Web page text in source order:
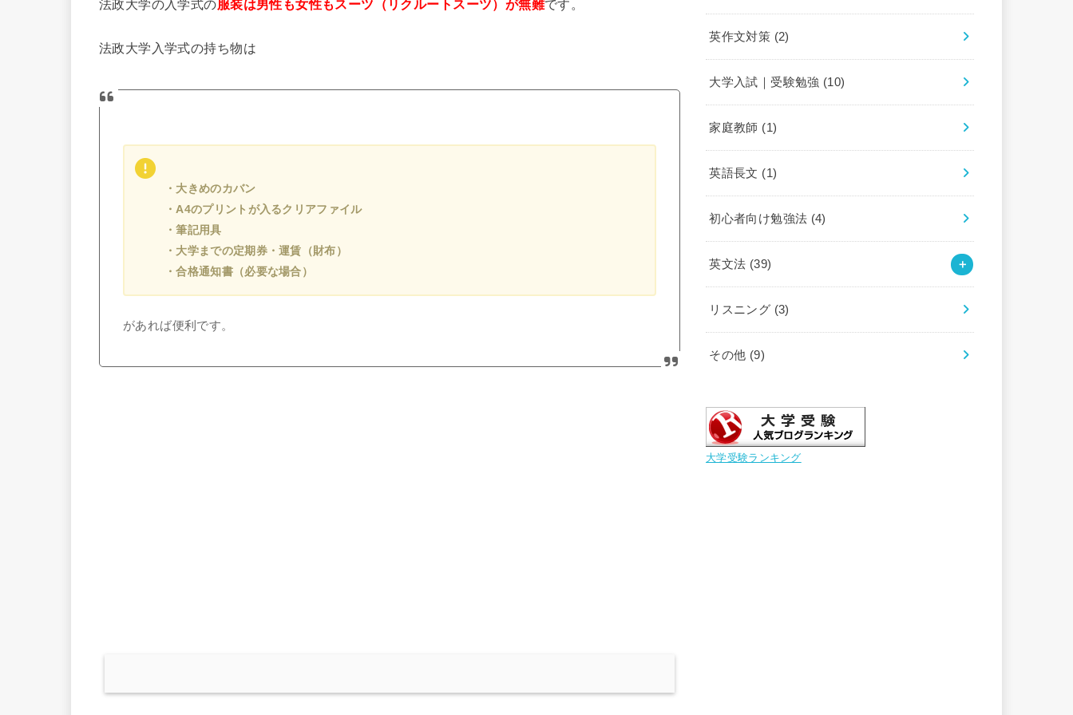
法政大学の入学式の服装は男性も女性もスーツ（リクルートスーツ）が無難です。
法政大学入学式の持ち物は
・大きめのカバン
・A4のプリントが入るクリアファイル
・筆記用具
・大学までの定期券・運賃（財布）
・合格通知書（必要な場合）
があれば便利です。
英作文対策 (2)
大学入試｜受験勉強 (10)
家庭教師 (1)
英語長文 (1)
初心者向け勉強法 (4)
英文法 (39)
リスニング (3)
その他 (9)
大学受験ランキング